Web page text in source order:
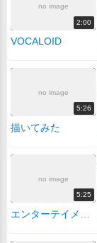
no image
2:00
VOCALOID
no image
5:26
描いてみた
no image
5:25